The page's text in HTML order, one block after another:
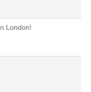
London!